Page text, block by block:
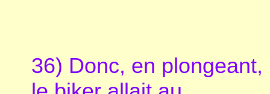
36) Donc, en plongeant,